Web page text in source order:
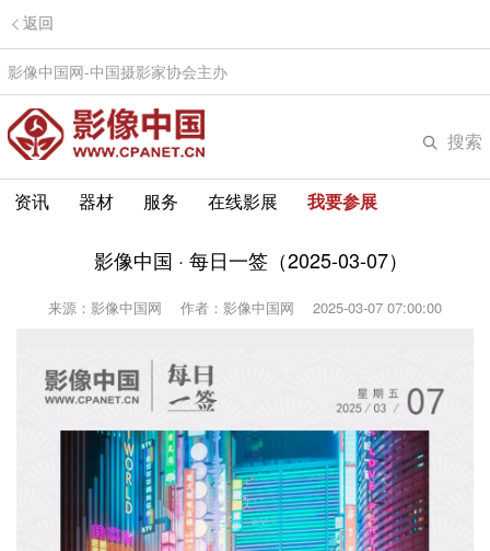
返回
影像中国网-中国摄影家协会主办
搜索
资讯 器材 服务 在线影展 我要参展
影像中国 · 每日一签（2025-03-07）
来源：影像中国网 作者：影像中国网 2025-03-07 07:00:00